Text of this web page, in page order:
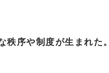
秩序や制度が生まれた。